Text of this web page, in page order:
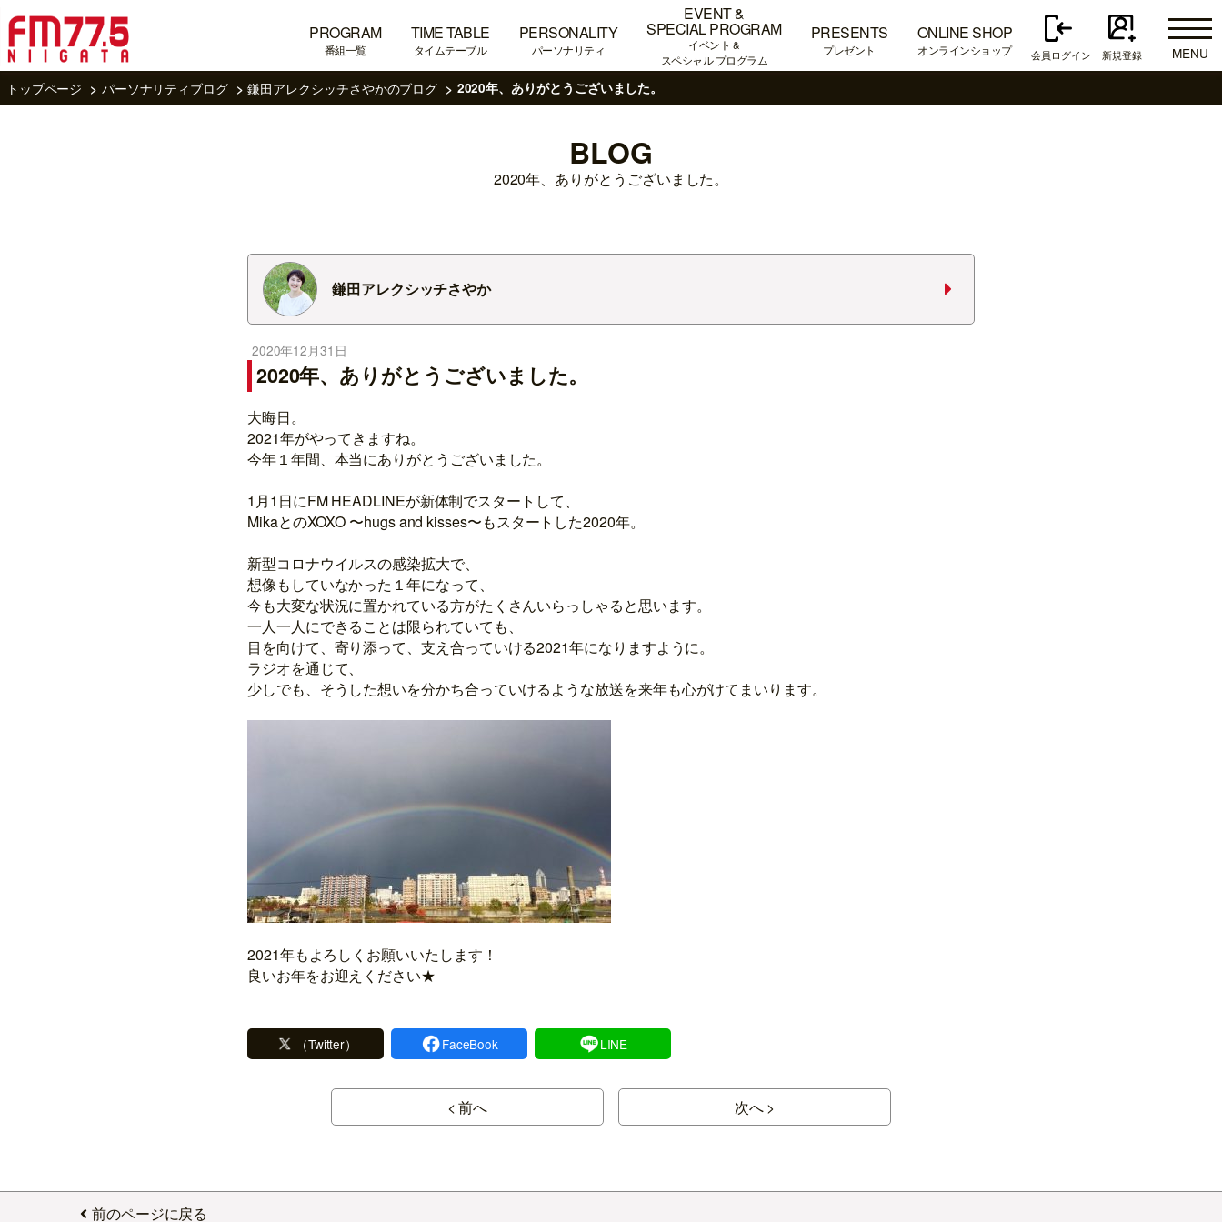
PROGRAM
番組一覧
TIME TABLE
タイムテーブル
PERSONALITY
パーソナリティ
EVENT &
SPECIAL PROGRAM
イベント &
スペシャル プログラム
PRESENTS
プレゼント
ONLINE SHOP
オンラインショップ 会員ログイン 新規登録
MENU
トップページ
パーソナリティブログ 鎌田アレクシッチさやかのブログ 2020年、ありがとうございました。
BLOG
2020年、ありがとうございました。
鎌田アレクシッチさやか
2020年12月31日
2020年、ありがとうございました。
大晦日。
2021年がやってきますね。
今年１年間、本当にありがとうございました。
1月1日にFM HEADLINEが新体制でスタートして、
MikaとのXOXO 〜hugs and kisses〜もスタートした2020年。
新型コロナウイルスの感染拡大で、
想像もしていなかった１年になって、
今も大変な状況に置かれている方がたくさんいらっしゃると思います。
一人一人にできることは限られていても、
目を向けて、寄り添って、支え合っていける2021年になりますように。
ラジオを通じて、
少しでも、そうした想いを分かち合っていけるような放送を来年も心がけてまいります。
2021年もよろしくお願いいたします！
良いお年をお迎えください★
（Twitter） FaceBook LINE
< 前へ 次へ >
前のページに戻る